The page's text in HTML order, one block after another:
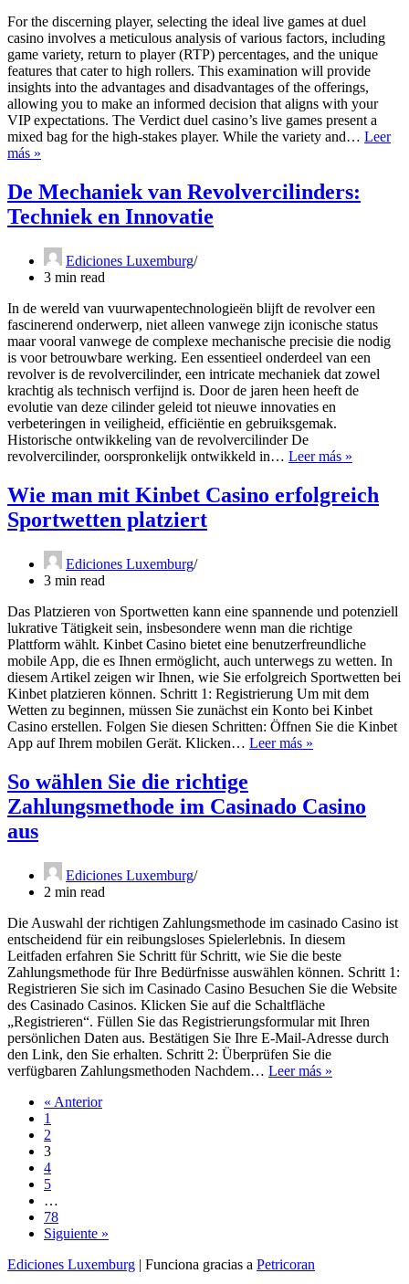
For the discerning player, selecting the ideal live games at duel
casino involves a meticulous analysis of various factors, including
game variety, return to player (RTP) percentages, and the unique
features that cater to high rollers. This examination will provide
insights into the advantages and disadvantages of the offerings,
allowing you to make an informed decision that aligns with your
VIP expectations. The Verdict duel casino’s live games present a
mixed bag for the high-stakes player. While the variety and… Leer
más »
Live
Games
to
at
duel
casino
De Mechaniek van Revolvercilinders:
Techniek en Innovatie
Ediciones Luxemburg
3 min read
In de wereld van vuurwapentechnologieën blijft de revolver een
fascinerend onderwerp, niet alleen vanwege zijn iconische status
maar vooral vanwege de complexe mechanische precisie die nodig
is voor betrouwbare werking. Een essentieel onderdeel van een
revolver is de revolvercilinder, een intricate mechaniek dat zowel
krachtig als technisch verfijnd is. Door de jaren heen heeft de
evolutie van deze cilinder geleid tot nieuwe innovaties en
verbeteringen in veiligheid, efficiëntie en gebruiksgemak.
Historische ontwikkeling van de revolvercilinder De
revolvercilinder, oorspronkelijk ontwikkeld in… Leer más »
van
Wie man mit Kinbet Casino erfolgreich
Sportwetten platziert
Ediciones Luxemburg
3 min read
Das Platzieren von Sportwetten kann eine spannende und potenziell
lukrative Tätigkeit sein, insbesondere wenn man die richtige
Plattform wählt. Kinbet Casino bietet eine benutzerfreundliche
mobile App, die es Ihnen ermöglicht, auch unterwegs zu wetten. In
diesem Artikel zeigen wir Ihnen, wie Sie erfolgreich Sportwetten bei
Kinbet platzieren können. Schritt 1: Registrierung Um mit dem
Wetten zu beginnen, müssen Sie zunächst ein Konto bei Kinbet
Casino erstellen. Folgen Sie diesen Schritten: Öffnen Sie die Kinbet
App auf Ihrem mobilen Gerät. Klicken… Leer más »
Casino
So wählen Sie die richtige
Zahlungsmethode im Casinado Casino
aus
Ediciones Luxemburg
2 min read
Die Auswahl der richtigen Zahlungsmethode im casinado Casino ist
entscheidend für ein reibungsloses Spielerlebnis. In diesem
Leitfaden erfahren Sie Schritt für Schritt, wie Sie die beste
Zahlungsmethode für Ihre Bedürfnisse auswählen können. Schritt 1:
Registrieren Sie sich im Casinado Casino Besuchen Sie die Website
des Casinado Casinos. Klicken Sie auf die Schaltfläche
„Registrieren“. Füllen Sie das Registrierungsformular mit Ihren
persönlichen Daten aus. Bestätigen Sie Ihre E-Mail-Adresse durch
den Link, den Sie erhalten. Schritt 2: Überprüfen Sie die
verfügbaren Zahlungsmethoden Nachdem… Leer más »
« Anterior
1
2
3
4
5
…
78
Siguiente »
Ediciones Luxemburg | Funciona gracias a Petricoran